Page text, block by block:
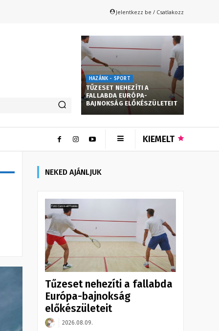
Jelentkezz be / Csatlakozz
HAZÁNK - SPORT
TŰZESET NEHEZÍTI A
FALLABDA EURÓPA-
BAJNOKSÁG ELŐKÉSZÜLETEIT
KIEMELT
NEKED AJÁNLJUK
Tűzeset nehezíti a fallabda
Európa-bajnokság
előkészületeit
2026.08.09.